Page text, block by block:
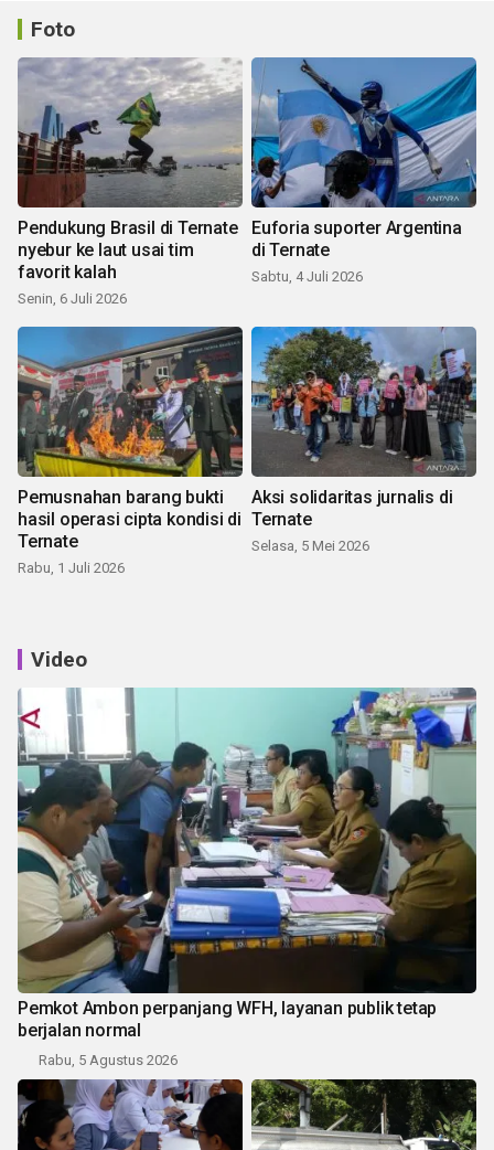
Foto
Pendukung Brasil di Ternate
nyebur ke laut usai tim
favorit kalah
Senin, 6 Juli 2026
Euforia suporter Argentina
di Ternate
Sabtu, 4 Juli 2026
Pemusnahan barang bukti
hasil operasi cipta kondisi di
Ternate
Rabu, 1 Juli 2026
Aksi solidaritas jurnalis di
Ternate
Selasa, 5 Mei 2026
Video
Pemkot Ambon perpanjang WFH, layanan publik tetap
berjalan normal
Rabu, 5 Agustus 2026